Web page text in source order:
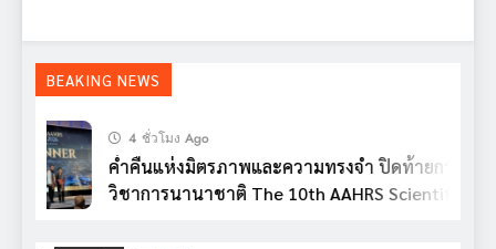
การประชุมวิชาการนานาชาติ The 10th AAHRS
“Chiang Mai Chef Charity ครั้งที่ 1” เชื่อม
เกษตรกรสู่ครัวอาหาร สร้างความมั่นคงทาง
อาหารด้วยวัตถุดิบท้องถิ่นปลอดภัย
นวัตกรรมการแพทย์ ผลักดัน Medical Hub และ
ศูนย์กลางปลูกผมแห่งเอเชีย
สมาพันธ์ SME ไทย ยื่น ‘สมุดปกน้ำเงิน’ ถึง
รัฐบาล ชง 5 วาระปฏิรูป MSME ดัน ‘MSME
Plus’ เป็นวาระแห่งชาติ
BEAKING NEWS
4 ชั่วโมง Ago
ค่ำคืนแห่งมิตรภาพและความทรงจำ ปิดท้ายการประ
วิชาการนานาชาติ The 10th AAHRS Scientific